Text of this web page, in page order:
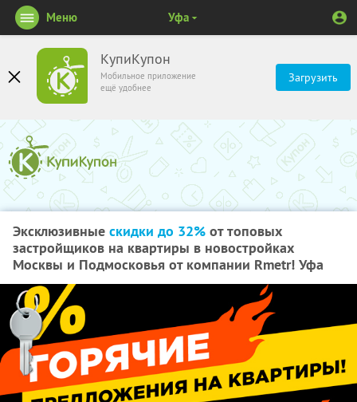
КупиКупон
Мобильное приложение
ещё удобнее
Загрузить
Меню Уфа
Эксклюзивные скидки до 32% от топовых
застройщиков на квартиры в новостройках
Москвы и Подмосковья от компании Rmetr! Уфа